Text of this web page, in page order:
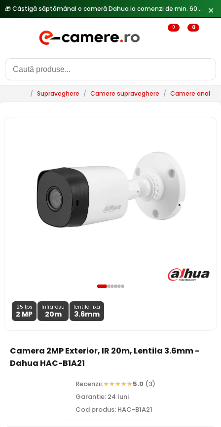
✕
0 0
/ Supraveghere / Camere supraveghere / Camere
25 fps
2 MP
Infrarosu
20m
lentila fixa
3.6mm
Camera 2MP Exterior, IR 20m, Lentila 3.6mm -
Dahua HAC-B1A21
Recenzii: 5.0(3)
Garantie: 24 luni
Cod produs: HAC-B1A21